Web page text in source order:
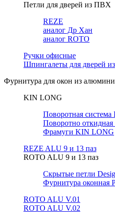
Петли для дверей из ПВХ
REZE
аналог Др Хан
аналог ROTO
Ручки офисные
Шпингалеты для дверей
Фурнитура для окон из
KIN LONG
Поворотная
Поворотно
Фрамуги KIN LONG
REZE ALU 9 и 13 паз
ROTO ALU 9 и 13 паз
Скрытые петли
Фурнитура
ROTO ALU V.01
ROTO ALU V.02